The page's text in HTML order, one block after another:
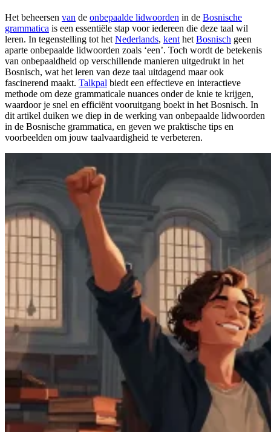
Het beheersen van de onbepaalde lidwoorden in de Bosnische
grammatica is een essentiële stap voor iedereen die deze taal wil
leren. In tegenstelling tot het Nederlands, kent het Bosnisch geen
aparte onbepaalde lidwoorden zoals ‘een’. Toch wordt de betekenis
van onbepaaldheid op verschillende manieren uitgedrukt in het
Bosnisch, wat het leren van deze taal uitdagend maar ook
fascinerend maakt. Talkpal biedt een effectieve en interactieve
methode om deze grammaticale nuances onder de knie te krijgen,
waardoor je snel en efficiënt vooruitgang boekt in het Bosnisch. In
dit artikel duiken we diep in de werking van onbepaalde lidwoorden
in de Bosnische grammatica, en geven we praktische tips en
voorbeelden om jouw taalvaardigheid te verbeteren.